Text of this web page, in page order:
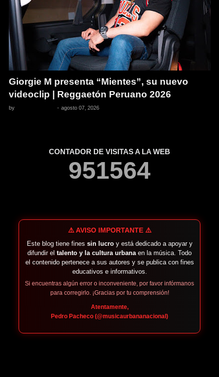
Giorgie M presenta “Mientes”, su nuevo
videoclip | Reggaetón Peruano 2026
by - agosto 07, 2026
CONTADOR DE VISITAS A LA WEB
951564
⚠️ AVISO IMPORTANTE ⚠️
Este blog tiene fines sin lucroy está dedicado a apoyar y
difundir el talento y la cultura urbanaen la música. Todo
el contenido pertenece a sus autores y se publica con fines
educativos e informativos.
Si encuentras algún error o inconveniente, por favor infórmanos
para corregirlo. ¡Gracias por tu comprensión!
Atentamente,
Pedro Pacheco (@musicaurbananacional)